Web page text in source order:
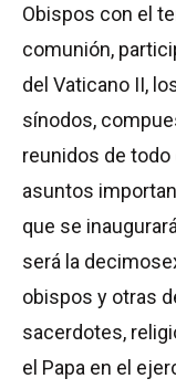
Obispos con el
comunión,
del Vaticano II,
sínodos,
reunidos de todo
asuntos
que se
será la
obispos y otras
sacerdotes,
el Papa en el